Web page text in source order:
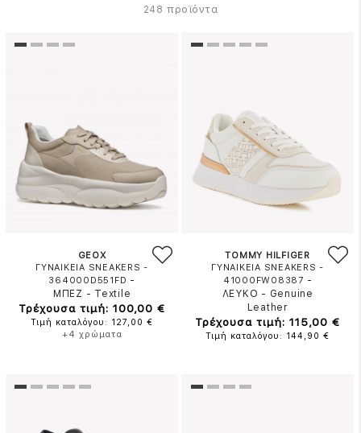
248 προϊόντα
GEOX
ΓΥΝΑΙΚΕΙΑ SNEAKERS -
364000D551FD -
ΜΠΕΖ - Textile
Τρέχουσα τιμή: 100,00 €
Τιμή καταλόγου: 127,00 €
+4 χρώματα
TOMMY HILFIGER
ΓΥΝΑΙΚΕΙΑ SNEAKERS -
41000FW08387 -
ΛΕΥΚΟ - Genuine
Leather
Τρέχουσα τιμή: 115,00 €
Τιμή καταλόγου: 144,90 €